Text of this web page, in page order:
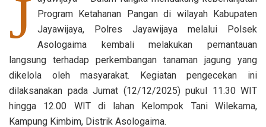
J
Program Ketahanan Pangan di wilayah Kabupaten
Jayawijaya, Polres Jayawijaya melalui Polsek
Asologaima kembali melakukan pemantauan
langsung terhadap perkembangan tanaman jagung yang
dikelola oleh masyarakat. Kegiatan pengecekan ini
dilaksanakan pada Jumat (12/12/2025) pukul 11.30 WIT
hingga 12.00 WIT di lahan Kelompok Tani Wilekama,
Kampung Kimbim, Distrik Asologaima.